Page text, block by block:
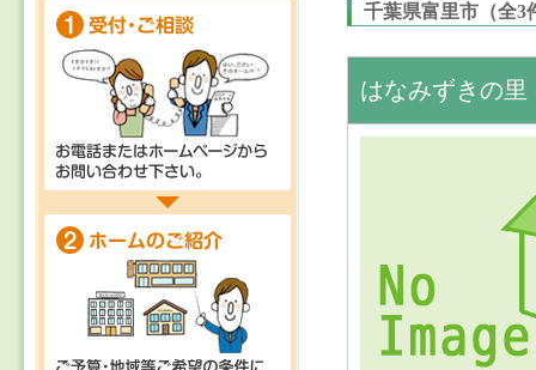
千葉県富里市（
はなみずきの里